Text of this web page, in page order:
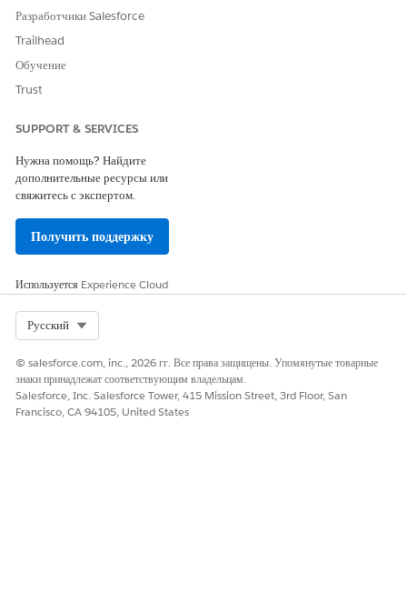
Разработчики Salesforce
Trailhead
Обучение
Trust
SUPPORT & SERVICES
Нужна помощь? Найдите
дополнительные ресурсы или
свяжитесь с экспертом.
Получить поддержку
Используется Experience Cloud
Русский
© salesforce.com, inc., 2026 гг. Все права защищены. Упомянутые товарные
знаки принадлежат соответствующим владельцам.
Salesforce, Inc. Salesforce Tower, 415 Mission Street, 3rd Floor, San
Francisco, CA 94105, United States